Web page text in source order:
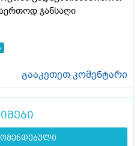
ჯანსაღი
გააკეთეთ კომენტარი